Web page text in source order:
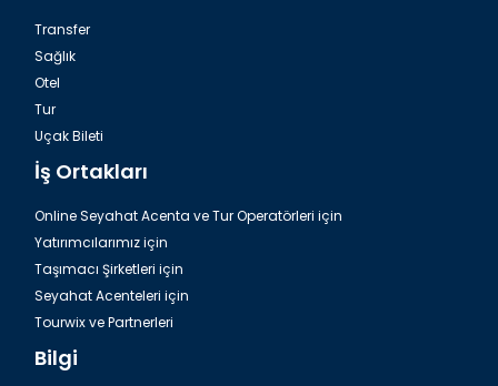
Transfer
Sağlık
Otel
Tur
Uçak Bileti
İş Ortakları
Online Seyahat Acenta ve Tur Operatörleri için
Yatırımcılarımız için
Taşımacı Şirketleri için
Seyahat Acenteleri için
Tourwix ve Partnerleri
Bilgi